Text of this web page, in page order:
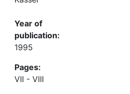
Year of
publication:
1995
Pages:
VII - VIII